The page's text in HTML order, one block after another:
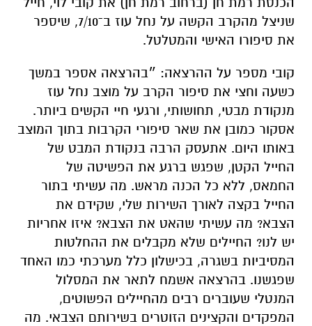
שניצל מהקרב הקשה על נחל עוז ב־7/10, שיספר
את סיפורו האישי והמטלטל.
קובי מספר על ההרצאה: ״בהרצאה אספר במשך
כשעה וחצי את סיפור הקרב על מוצב נחל עוז
מנקודת מבטי, תחושותי, ורגעי חיי הקשים ביותר.
אסקור כמובן את שאר סיפורי הקרבות בתוך המוצב
באותו היום. אתעסק הרבה בנקודת המבט של
החייל הקטן, שפגש ברגע את הפשיטה של
החמאס, ללא כל הכנה מראש. מה עשיתי בתור
החייל בקצה לאורך השירות שלי, שקידם את
הצבא? מה עשיתי שהאט את הצבא? איזו אחריות
יש לנו? החיילים שלא מקבלים את ההחלטות
המסיביות בשגרה, בכישלון כלל מערכתי כמו האחד
שפגשנו. בהרצאה אשמח לתאר את המסלול
המנטלי שעוברים רבים מהחיילים הפשוטים,
המפקדים והקצינים הזוטרים בשירותם הצבאי. מה